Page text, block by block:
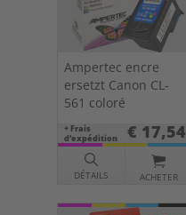
Ampertec encre
ersetzt Canon CL-
561 coloré
+ Frais
d’expédition
€ 17,54
DÉTAILS ACHETER